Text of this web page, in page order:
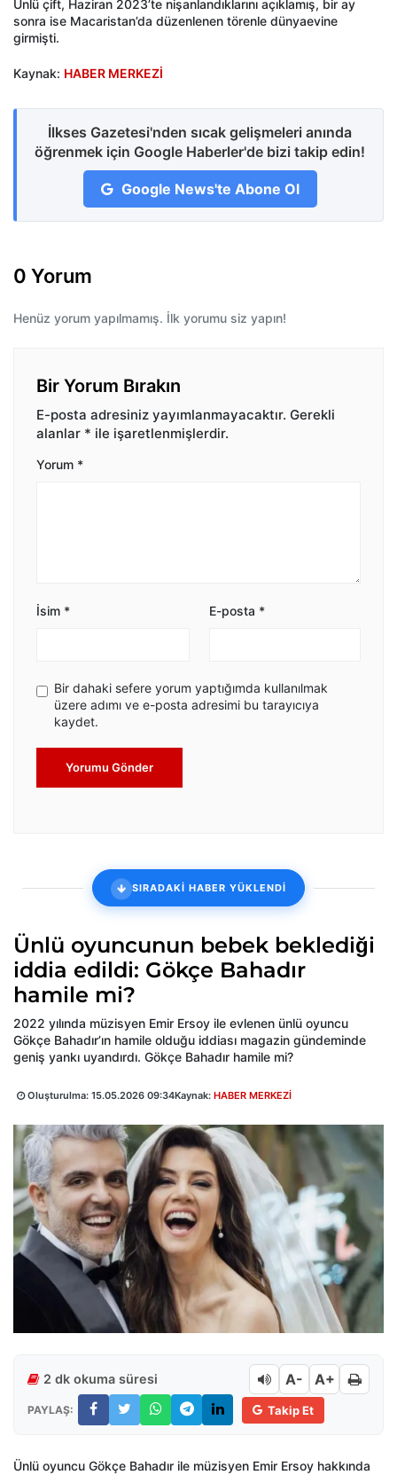
Ünlü çift, Haziran 2023’te nişanlandıklarını açıklamış, bir ay
sonra ise Macaristan’da düzenlenen törenle dünyaevine
girmişti.
Kaynak: HABER MERKEZİ
İlkses Gazetesi'nden sıcak gelişmeleri anında
öğrenmek için Google Haberler'de bizi takip edin!
Google News'te Abone Ol
0 Yorum
Henüz yorum yapılmamış. İlk yorumu siz yapın!
Bir Yorum Bırakın
E-posta adresiniz yayımlanmayacaktır. Gerekli
alanlar * ile işaretlenmişlerdir.
Yorum *
İsim * E-posta *
Bir dahaki sefere yorum yaptığımda kullanılmak
üzere adımı ve e-posta adresimi bu tarayıcıya
kaydet.
Yorumu Gönder
SIRADAKİ HABER YÜKLENDİ
Ünlü oyuncunun bebek beklediği
iddia edildi: Gökçe Bahadır
hamile mi?
2022 yılında müzisyen Emir Ersoy ile evlenen ünlü oyuncu
Gökçe Bahadır’ın hamile olduğu iddiası magazin gündeminde
geniş yankı uyandırdı. Gökçe Bahadır hamile mi?
Oluşturulma: 15.05.2026 09:34Kaynak: HABER MERKEZİ
2 dk okuma süresi A- A+
PAYLAŞ: Takip Et
Ünlü oyuncu Gökçe Bahadır ile müzisyen Emir Ersoy hakkında